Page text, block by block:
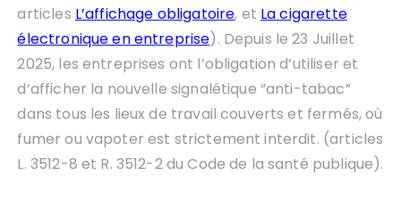
articles L’affichage obligatoire, et La cigarette
électronique en entreprise). Depuis le 23 Juillet
2025, les entreprises ont l’obligation d’utiliser et
d’afficher la nouvelle signalétique “anti-tabac”
dans tous les lieux de travail couverts et fermés, où
fumer ou vapoter est strictement interdit. (articles
L. 3512-8 et R. 3512-2 du Code de la santé publique).